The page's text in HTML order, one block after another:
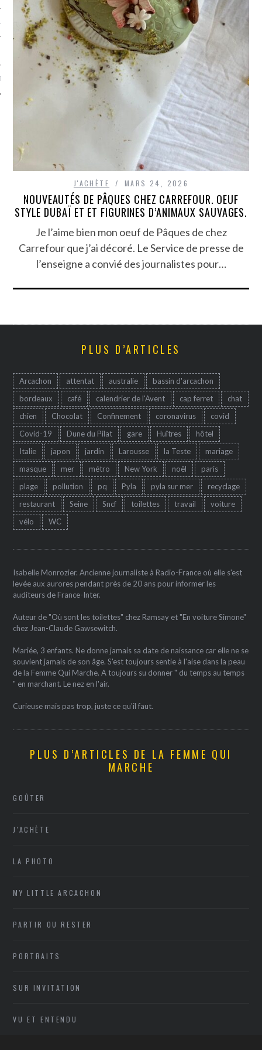
ARCACHON
J'ACHÈTE MARS 24, 2026
NOUVEAUTÉS DE PÂQUES CHEZ CARREFOUR. OEUF
STYLE DUBAÏ ET ET FIGURINES D’ANIMAUX SAUVAGES.
Je l’aime bien mon oeuf de Pâques de chez
Carrefour que j’ai décoré. Le Service de presse de
l’enseigne a convié des journalistes pour…
PLUS D’ARTICLES
Arcachon attentat australie
bassin d'arcachon
bordeaux
café calendrier de l'Avent cap ferret
chat
chien
Chocolat Confinement coronavirus
covid
Covid-19
Dune du Pilat gare Huîtres
hôtel
Italie
japon jardin Larousse la Teste
mariage
masque
mer métro New York noêl
paris
plage
pollution pq Pyla pyla sur mer
recyclage
restaurant
Seine Sncf toilettes travail
voiture
vélo
WC
Isabelle Monrozier. Ancienne journaliste à Radio-France où elle s'est
levée aux aurores pendant près de 20 ans pour informer les
auditeurs de France-Inter.
Auteur de "Où sont les toilettes" chez Ramsay et "En voiture Simone"
chez Jean-Claude Gawsewitch.
Mariée, 3 enfants. Ne donne jamais sa date de naissance car elle ne se
souvient jamais de son âge. S'est toujours sentie à l'aise dans la peau
de la Femme Qui Marche. A toujours su donner " du temps au temps
" en marchant. Le nez en l'air.
Curieuse mais pas trop, juste ce qu'il faut.
PLUS D’ARTICLES DE LA FEMME QUI
MARCHE
GOÛTER
J'ACHÈTE
LA PHOTO
MY LITTLE ARCACHON
PARTIR OU RESTER
PORTRAITS
SUR INVITATION
VU ET ENTENDU